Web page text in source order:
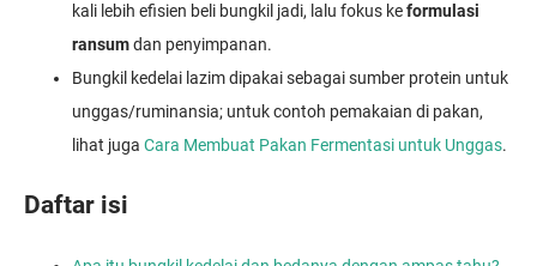
kali lebih efisien beli bungkil jadi, lalu fokus keformulasi
ransumdan penyimpanan.
Bungkil kedelai lazim dipakai sebagai sumber protein untuk
unggas/ruminansia; untuk contoh pemakaian di pakan,
lihat juga Cara Membuat Pakan Fermentasi untuk Unggas.
Daftar isi